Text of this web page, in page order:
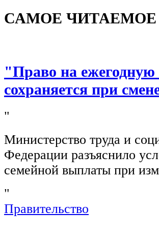
САМОЕ ЧИТАЕМОЕ
"Право на
сохраняется при
"
Министерство труда и
Федерации разъяснило
семейной выплаты при
"
Правительство